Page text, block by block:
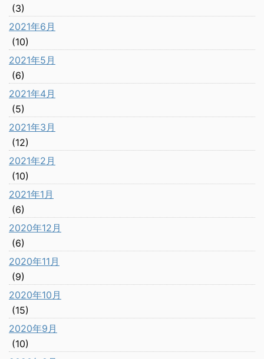
(3)
2021年6月
(10)
2021年5月
(6)
2021年4月
(5)
2021年3月
(12)
2021年2月
(10)
2021年1月
(6)
2020年12月
(6)
2020年11月
(9)
2020年10月
(15)
2020年9月
(10)